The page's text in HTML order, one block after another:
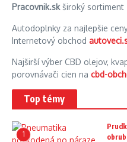
Pracovnik.skširoký sortiment
Autodoplnky za najlepšie
Internetový obchod
Najširší výber CBD olejov,
porovnávači cien na cbd-
Top témy
1